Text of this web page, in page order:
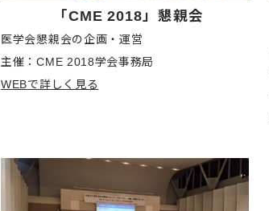
「CME 2018」懇親会
医学会懇親会の企画・運営
主催：CME 2018学会事務局
WEBで詳しく見る